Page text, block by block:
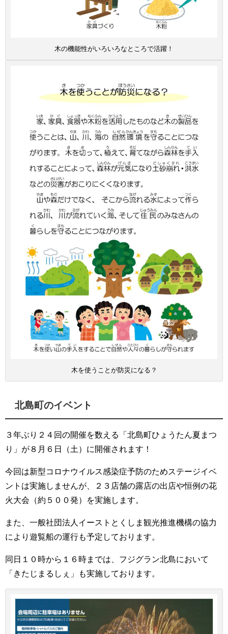
木の機能性がいろいろなところで活躍！
木を使うことが防災になる？
北島町のイベント
３年ぶり２４回の開催を数える「北島町ひょうたん夏まつ
り」が８月６日（土）に開催されます！
今回は新型コロナウイルス感染症予防のためステージイベ
ントは実施しませんが、２３店舗の露店の出店や恒例の花
火大会（約５００発）を実施します。
また、一般社団法人イーストとくしま観光推進機構の協力
により遊覧船の運行も予定しております。
同日１０時から１６時までは、フジグラン北島において
「きたじまるしぇ」も実施しております。